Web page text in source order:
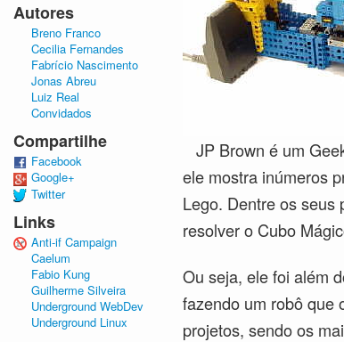
JP Brown é um
ele mostra inúmeros
Lego. Dentre os seus
resolver o Cubo
Ou seja, ele foi além
fazendo um robô que
projetos, sendo os
Autores
Breno Franco
Cecilia Fernandes
Fabrício Nascimento
Jonas Abreu
Luiz Real
Convidados
Compartilhe
Facebook
Google+
Twitter
Links
Anti-if Campaign
Caelum
Fabio Kung
Guilherme Silveira
Underground WebDev
Underground Linux